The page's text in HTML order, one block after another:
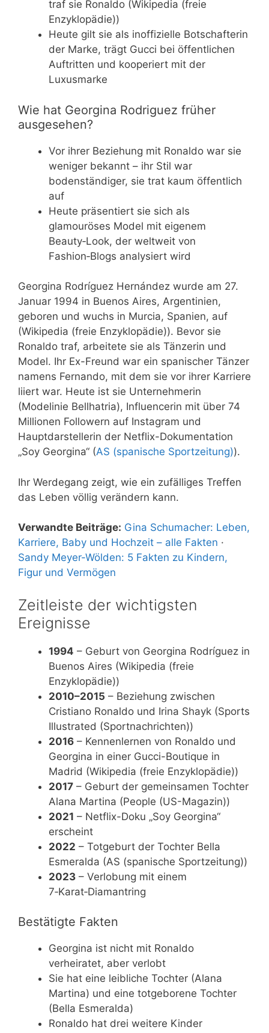
traf sie Ronaldo (Wikipedia (freie
Enzyklopädie))
Heute gilt sie als inoffizielle Botschafterin
der Marke, trägt Gucci bei öffentlichen
Auftritten und kooperiert mit der
Luxusmarke
Wie hat Georgina Rodriguez früher
ausgesehen?
Vor ihrer Beziehung mit Ronaldo war sie
weniger bekannt – ihr Stil war
bodenständiger, sie trat kaum öffentlich
auf
Heute präsentiert sie sich als
glamouröses Model mit eigenem
Beauty‑Look, der weltweit von
Fashion‑Blogs analysiert wird
Georgina Rodríguez Hernández wurde am 27.
Januar 1994 in Buenos Aires, Argentinien,
geboren und wuchs in Murcia, Spanien, auf
(Wikipedia (freie Enzyklopädie)). Bevor sie
Ronaldo traf, arbeitete sie als Tänzerin und
Model. Ihr Ex-Freund war ein spanischer Tänzer
namens Fernando, mit dem sie vor ihrer Karriere
liiert war. Heute ist sie Unternehmerin
(Modelinie Bellhatria), Influencerin mit über 74
Millionen Followern auf Instagram und
Hauptdarstellerin der Netflix-Dokumentation
„Soy Georgina“ (AS (spanische Sportzeitung)).
Ihr Werdegang zeigt, wie ein zufälliges Treffen
das Leben völlig verändern kann.
Verwandte Beiträge: Gina Schumacher: Leben,
Karriere, Baby und Hochzeit – alle Fakten ·
Sandy Meyer-Wölden: 5 Fakten zu Kindern,
Figur und Vermögen
Zeitleiste der wichtigsten
Ereignisse
1994 – Geburt von Georgina Rodríguez in
Buenos Aires (Wikipedia (freie
Enzyklopädie))
2010–2015 – Beziehung zwischen
Cristiano Ronaldo und Irina Shayk (Sports
Illustrated (Sportnachrichten))
2016 – Kennenlernen von Ronaldo und
Georgina in einer Gucci-Boutique in
Madrid (Wikipedia (freie Enzyklopädie))
2017 – Geburt der gemeinsamen Tochter
Alana Martina (People (US-Magazin))
2021 – Netflix-Doku „Soy Georgina“
erscheint
2022 – Totgeburt der Tochter Bella
Esmeralda (AS (spanische Sportzeitung))
2023 – Verlobung mit einem
7‑Karat‑Diamantring
Bestätigte Fakten
Georgina ist nicht mit Ronaldo
verheiratet, aber verlobt
Sie hat eine leibliche Tochter (Alana
Martina) und eine totgeborene Tochter
(Bella Esmeralda)
Ronaldo hat drei weitere Kinder